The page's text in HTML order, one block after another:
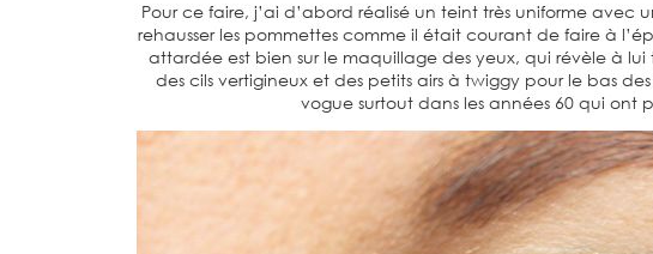
Pour ce faire, j’ai d’abord réalisé un teint très uniforme
rehausser les pommettes comme il était courant de faire à
attardée est bien sur le maquillage des yeux, qui révèle à lui
des cils vertigineux et des petits airs à twiggy pour le bas
vogue surtout dans les années 60 qui ont